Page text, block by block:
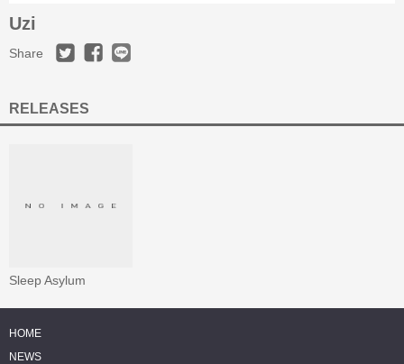
Uzi
Share
RELEASES
Sleep Asylum
HOME
NEWS